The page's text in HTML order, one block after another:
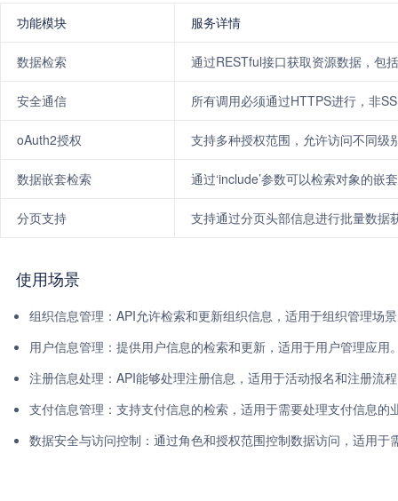
功能模块 服务详情
数据检索 通过RESTful接口获取资源数据，包
安全通信 所有调用必须通过HTTPS进行，非
oAuth2授权 支持多种授权范围，允许访问不同级
数据嵌套检索 通过‘include’参数可以检索对象的嵌
分页支持 支持通过分页头部信息进行批量数据
使用场景
组织信息管理：API允许检索和更新组织信息，适用于组织管理场
用户信息管理：提供用户信息的检索和更新，适用于用户管理应用
注册信息处理：API能够处理注册信息，适用于活动报名和注册流
支付信息管理：支持支付信息的检索，适用于需要处理支付信息的
数据安全与访问控制：通过角色和授权范围控制数据访问，适用于